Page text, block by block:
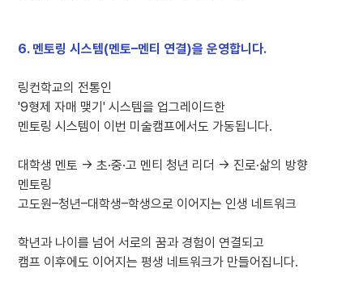
6. 멘토링 시스템(멘토–멘티 연결)을 운영합니다.
링컨학교의 전통인
'9형제 자매 맺기' 시스템을 업그레이드한
멘토링 시스템이 이번 미술캠프에서도 가동됩니다.
대학생 멘토 → 초·중·고 멘티 청년 리더 → 진로·삶의 방향
멘토링
고도원–청년–대학생–학생으로 이어지는 인생 네트워크
학년과 나이를 넘어 서로의 꿈과 경험이 연결되고
캠프 이후에도 이어지는 평생 네트워크가 만들어집니다.